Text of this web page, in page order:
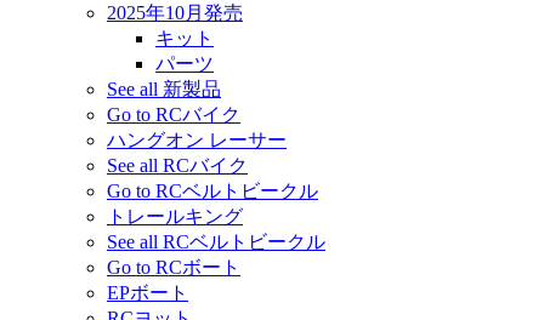
2025年10月発売
キット
パーツ
See all 新製品
Go to RCバイク
ハングオン レーサー
See all RCバイク
Go to RCベルトビークル
トレールキング
See all RCベルトビークル
Go to RCボート
EPボート